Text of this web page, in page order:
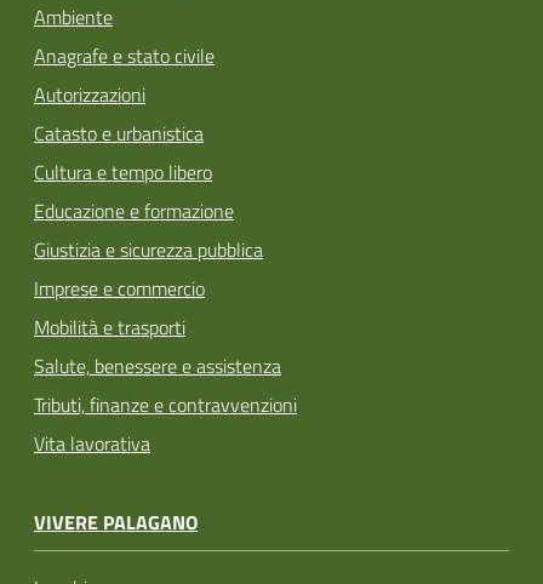
Ambiente
Anagrafe e stato civile
Autorizzazioni
Catasto e urbanistica
Cultura e tempo libero
Educazione e formazione
Giustizia e sicurezza pubblica
Imprese e commercio
Mobilità e trasporti
Salute, benessere e assistenza
Tributi, finanze e contravvenzioni
Vita lavorativa
VIVERE PALAGANO